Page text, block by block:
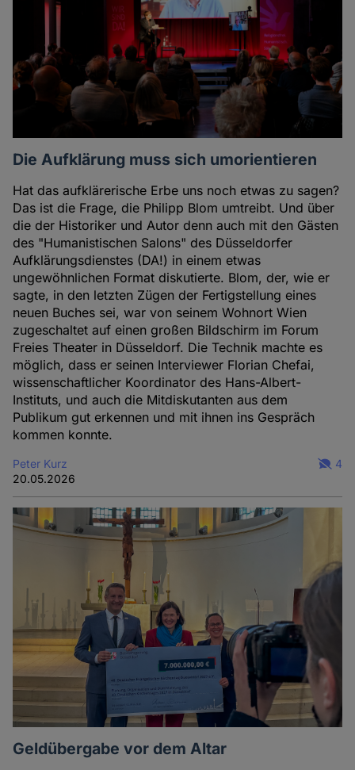
Die Aufklärung muss sich umorientieren
Hat das aufklärerische Erbe uns noch etwas zu sagen?
Das ist die Frage, die Philipp Blom umtreibt. Und über
die der Historiker und Autor denn auch mit den Gästen
des "Humanistischen Salons" des Düsseldorfer
Aufklärungsdienstes (DA!) in einem etwas
ungewöhnlichen Format diskutierte. Blom, der, wie er
sagte, in den letzten Zügen der Fertigstellung eines
neuen Buches sei, war von seinem Wohnort Wien
zugeschaltet auf einen großen Bildschirm im Forum
Freies Theater in Düsseldorf. Die Technik machte es
möglich, dass er seinen Interviewer Florian Chefai,
wissenschaftlicher Koordinator des Hans-Albert-
Instituts, und auch die Mitdiskutanten aus dem
Publikum gut erkennen und mit ihnen ins Gespräch
kommen konnte.
Peter Kurz
20.05.2026
4
Geldübergabe vor dem Altar